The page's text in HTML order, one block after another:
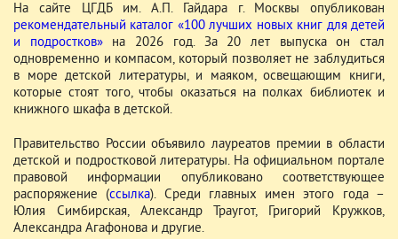
На сайте ЦГДБ им. А.П. Гайдара г. Москвы опубликован
рекомендательный каталог «100 лучших новых книг для детей
и подростков»на 2026 год. За 20 лет выпуска он стал
одновременно и компасом, который позволяет не заблудиться
в море детской литературы, и маяком, освещающим книги,
которые стоят того, чтобы оказаться на полках библиотек и
книжного шкафа в детской.
Правительство России объявило лауреатов премии в области
детской и подростковой литературы. На официальном портале
правовой информации опубликовано соответствующее
распоряжение (ссылка). Среди главных имен этого года –
Юлия Симбирская, Александр Траугот, Григорий Кружков,
Александра Агафонова и другие.